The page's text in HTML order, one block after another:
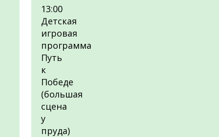
13:00
Детская
игровая
программа
Путь
к
Победе
(большая
сцена
у
пруда)